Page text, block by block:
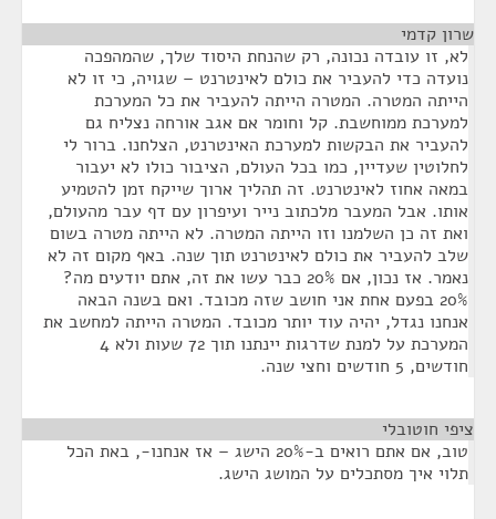
שרון קדמי
לא, זו עובדה נכונה, רק שהנחת היסוד שלך, שהמהפכה
נועדה כדי להעביר את כולם לאינטרנט – שגויה, כי זו לא
הייתה המטרה. המטרה הייתה להעביר את כל המערכת
למערכת ממוחשבת. קל וחומר אם אגב אורחה נצליח גם
להעביר את הבקשות למערכת האינטרנט, הצלחנו. ברור לי
לחלוטין שעדיין, כמו בכל העולם, הציבור כולו לא יעבור
במאה אחוז לאינטרנט. זה תהליך ארוך שייקח זמן להטמיע
אותו. אבל המעבר מלכתוב נייר ועיפרון עם דף עבר מהעולם,
ואת זה כן השלמנו וזו הייתה המטרה. לא הייתה מטרה בשום
שלב להעביר את כולם לאינטרנט תוך שנה. באף מקום זה לא
נאמר. אז נכון, אם 20% כבר עשו את זה, אתם יודעים מה?
20% בפעם אחת אני חושב שזה מכובד. ואם בשנה הבאה
אנחנו נגדל, יהיה עוד יותר מכובד. המטרה הייתה למחשב את
המערכת על למנת שדרגות יינתנו תוך 72 שעות ולא 4
חודשים, 5 חודשים וחצי שנה.
ציפי חוטובלי
טוב, אם אתם רואים ב-20% הישג – אז אנחנו-, באת הכל
תלוי איך מסתכלים על המושג הישג.